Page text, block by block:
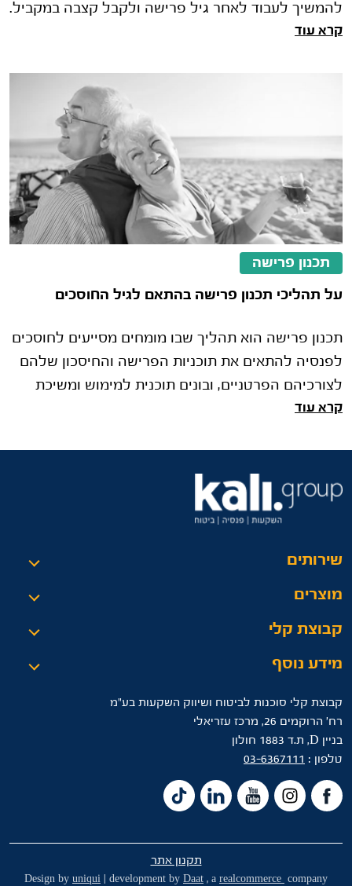
להמשיך לעבוד לאחר גיל פרישה ולקבל קצבה במקביל.
קרא עוד
תכנון פרישה
על תהליכי תכנון פרישה בהתאם לגיל החוסכים
תכנון פרישה הוא תהליך שבו מומחים מסייעים לחוסכים
לפנסיה להתאים את תוכניות הפרישה והחיסכון שלהם
לצורכיהם הפרטניים, ובונים תוכנית למימוש ומשיכת
הכספים הפנסיוניים ול
קרא עוד
שירותים
מוצרים
קבוצת קלי
מידע נוסף
קבוצת קלי סוכנות לביטוח ושיווק השקעות בע"מ
רח’ הרוקמים 26, מרכז עזריאלי
בניין D, ת.ד 1883 חולון
טלפון : 03-6367111
תקנון אתר
Design by uniqui | development by Daat , a realcommerce company